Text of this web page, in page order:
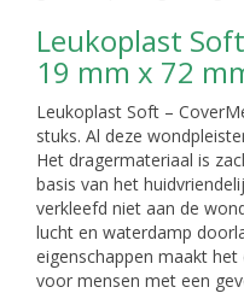
Leukoplast
19 mm x 72
Leukoplast Soft –
stuks. Al deze
Het dragermateriaal is
basis van het
verkleefd niet aan de
lucht en waterdamp
eigenschappen maakt
voor mensen met een